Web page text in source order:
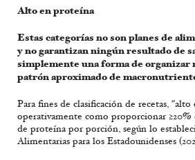
Alto en proteína
Estas categorías no son planes de
y no garantizan ningún resultado de
simplemente una forma de organizar
patrón aproximado de
Para fines de clasificación de recetas,
operativamente como proporcionar
de proteína por porción, según lo
Alimentarias para los Estadounidenses